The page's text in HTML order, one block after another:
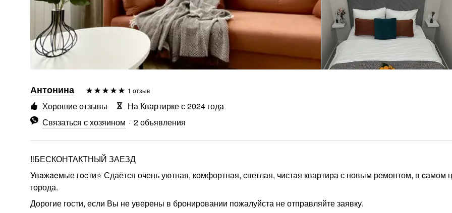
Антонина 1 отзыв
Связаться с хозяином 2 объявления
Хорошие отзывы На Квартирке с 2024 года
‼️БЕСКОНТАКТНЫЙ ЗАЕЗД
Увaжaeмые гocти⭐️ Сдаётся очень уютная, комфортная, светлая, чистая квартира с новым ремонтом, в самом
города.
Дорогие гости, если Вы не уверены в бронировании пожалуйста не отправляйте заявку.